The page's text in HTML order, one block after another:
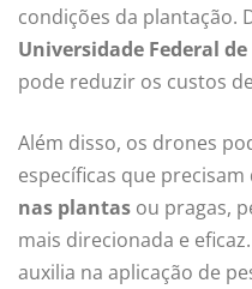
condições da plantação.
Universidade Federal
pode reduzir os custos
Além disso, os drones
específicas que
nas plantas ou pragas,
mais direcionada e
auxilia na aplicação de